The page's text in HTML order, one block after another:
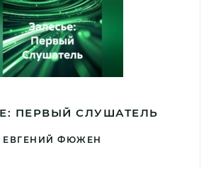
ПЕРВЫЙ СЛУШАТЕЛЬ
ЕВГЕНИЙ ФЮЖЕН